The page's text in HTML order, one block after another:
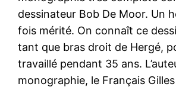
dessinateur Bob De Moor. Un
fois mérité. On connaît ce
tant que bras droit de Hergé,
travaillé pendant 35 ans.
monographie, le Français Gilles